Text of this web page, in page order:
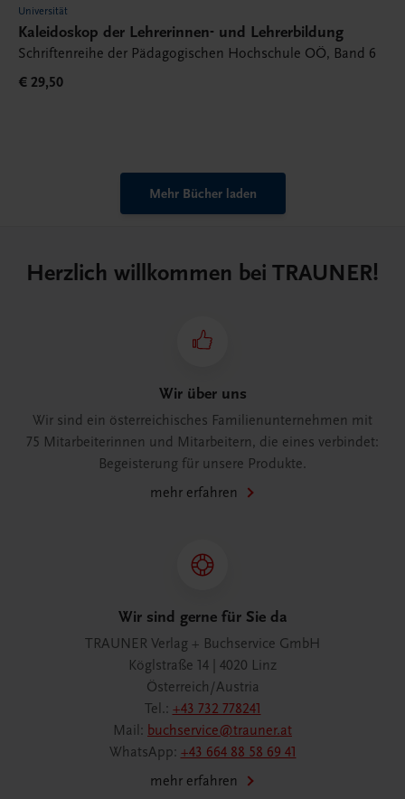
Universität
Kaleidoskop der Lehrerinnen- und Lehrerbildung
Schriftenreihe der Pädagogischen Hochschule OÖ, Band 6
€ 29,50
Mehr Bücher laden
Herzlich willkommen bei TRAUNER!
Wir über uns
Wir sind ein österreichisches Familienunternehmen mit
75 Mitarbeiterinnen und Mitarbeitern, die eines verbindet:
Begeisterung für unsere Produkte.
mehr erfahren
Wir sind gerne für Sie da
TRAUNER Verlag + Buchservice GmbH
Köglstraße 14 | 4020 Linz
Österreich/Austria
Tel.: +43 732 778241
Mail: buchservice@trauner.at
WhatsApp: +43 664 88 58 69 41
mehr erfahren